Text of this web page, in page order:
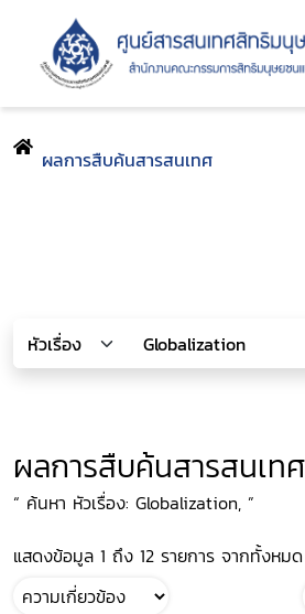
ผลการสืบค้นสารสนเทศ
ผลการสืบค้นสารสนเทศ
“ ค้นหา หัวเรื่อง: Globalization, ”
แสดงข้อมูล 1 ถึง 12 รายการ จากทั้งหม